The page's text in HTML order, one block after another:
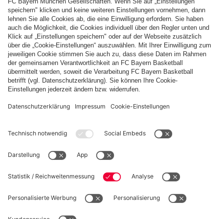
Zahlung & Lieferung
FC Bayern Store App
WIDERRUF
Datenschutz
Cookie Details